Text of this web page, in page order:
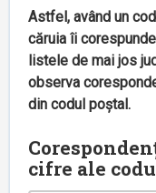
Astfel, având un
căruia îi
listele de mai jos
observa
din codul poștal.
cifre ale